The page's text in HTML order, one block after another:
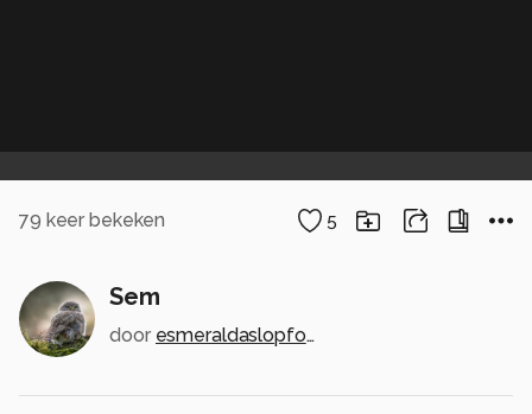
79 keer bekeken 5
Sem
door esmeraldaslopfotografie